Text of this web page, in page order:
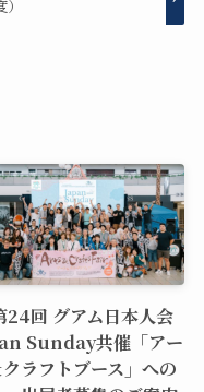
回 グアム日本人会
Sunday共催「アー
クラフトブース」への